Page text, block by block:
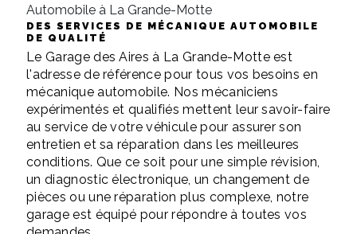
Automobile à La Grande-Motte
DES SERVICES DE MÉCANIQUE AUTOMOBILE
DE QUALITÉ
Le Garage des Aires à La Grande-Motte est
l'adresse de référence pour tous vos besoins en
mécanique automobile. Nos mécaniciens
expérimentés et qualifiés mettent leur savoir-faire
au service de votre véhicule pour assurer son
entretien et sa réparation dans les meilleures
conditions. Que ce soit pour une simple révision,
un diagnostic électronique, un changement de
pièces ou une réparation plus complexe, notre
garage est équipé pour répondre à toutes vos